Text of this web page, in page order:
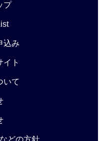
プ
込み
イト
いて